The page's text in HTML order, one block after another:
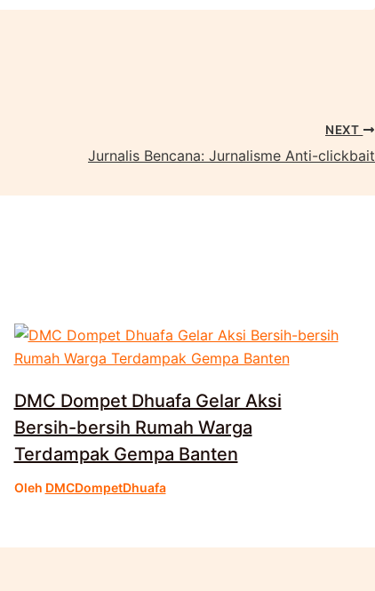
NEXT
Jurnalis Bencana: Jurnalisme Anti-clickbait
DMC Dompet Dhuafa Gelar Aksi
Bersih-bersih Rumah Warga
Terdampak Gempa Banten
Oleh DMCDompetDhuafa